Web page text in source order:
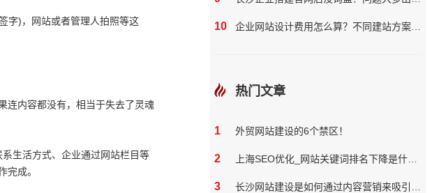
字)，网站或者管理人拍照等这
连内容都没有，相当于失去了灵魂
生活方式、企业通过网站栏目等
成。
10
热门文章
1 外贸网站建设的6个禁区！
2
3